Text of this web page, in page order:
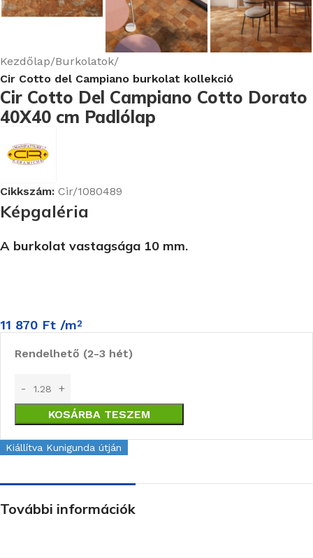
Kezdőlap Burkolatok
Cir Cotto del Campiano burkolat kollekció
Cir Cotto Del Campiano Cotto Dorato
40X40 cm Padlólap
Cikkszám: Cir/1080489
Képgaléria
A burkolat vastagsága 10 mm.
11 870 Ft /m2
Rendelhető (2-3 hét)
KOSÁRBA TESZEM
Kiállítva Kunigunda útján
További információk